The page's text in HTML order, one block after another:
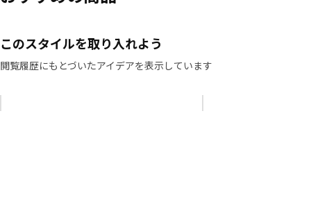
このスタイルを取り入れよう
閲覧履歴にもとづいたアイデアを表示しています